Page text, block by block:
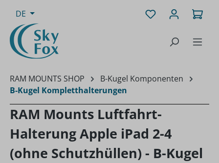
Zum Hauptinhalt springen
DE Du hast 0
RAM MOUNTS SHOP
B-Kugel Komponenten
B-Kugel Kompletthalterungen
RAM Mounts Luftfahrt-
Halterung Apple iPad 2-4
(ohne Schutzhüllen) - B-Kugel